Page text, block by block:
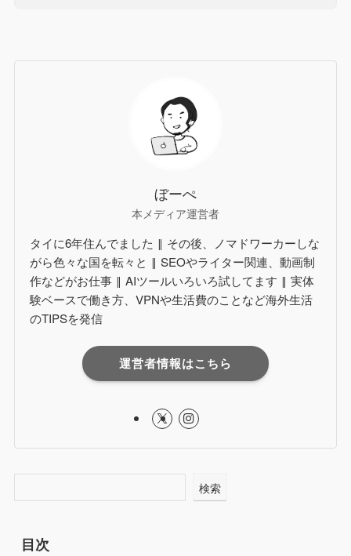
ぼーぺ
本メディア運営者
タイに6年住んでました ‖ その後、ノマドワーカーしな
がら色々な国を転々と ‖ SEOやライター関連、動画制
作などがお仕事 ‖ AIツールいろいろ試してます ‖ 実体
験ベースで働き方、VPNや生活費のことなど海外生活
のTIPSを発信
運営者情報はこちら
検索
目次